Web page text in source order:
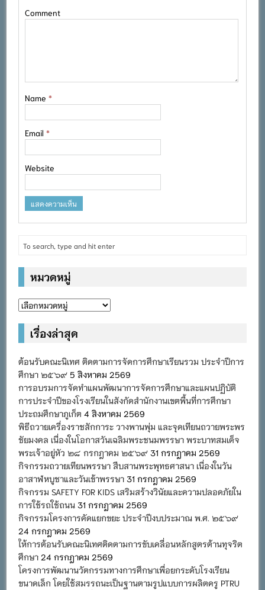
Comment
Name*
Email*
Website
หมวดหมู่
หมวด
เรื่องล่าสุด
ต้อนรับคณะนิเทศ ติดตามการจัดการศึกษาเรียนรวม ประจำปีการ
ศึกษา ๒๕๖๙ 5 สิงหาคม 2569
การอบรมการจัดทำแผนพัฒนาการจัดการศึกษาและแผนปฏิบัติ
การประจำปีของโรงเรียนในสังกัดสำนักงานเขตพื้นที่การศึกษา
ประถมศึกษาภูเก็ต 4 สิงหาคม 2569
พิธีถวายเครื่องราชสักการะ วางพานพุ่ม และจุดเทียนถวายพระพร
ชัยมงคล เนื่องในโอกาสวันเฉลิมพระชนมพรรษา พระบาทสมเด็จ
พระเจ้าอยู่หัว ๒๘ กรกฎาคม ๒๕๖๙ 31 กรกฎาคม 2569
กิจกรรมถวายเทียนพรรษา สืบสานพระพุทธศาสนา เนื่องในวัน
อาสาฬหบูชาและวันเข้าพรรษา 31 กรกฎาคม 2569
กิจกรรม SAFETY FOR KIDS เสริมสร้างวินัยและความปลอดภัยใน
การใช้รถใช้ถนน 31 กรกฎาคม 2569
กิจกรรมโครงการคัดแยกขยะ ประจำปีงบประมาณ พ.ศ. ๒๕๖๙
24 กรกฎาคม 2569
ให้การต้อนรับคณะนิเทศติดตามการขับเคลื่อนหลักสูตรต้านทุจริต
ศึกษา 24 กรกฎาคม 2569
โครงการพัฒนานวัตกรรมทางการศึกษาเพื่อยกระดับโรงเรียน
ขนาดเล็ก โดยใช้สมรรถนะเป็นฐานตามรูปแบบการผลิตครู PTRU